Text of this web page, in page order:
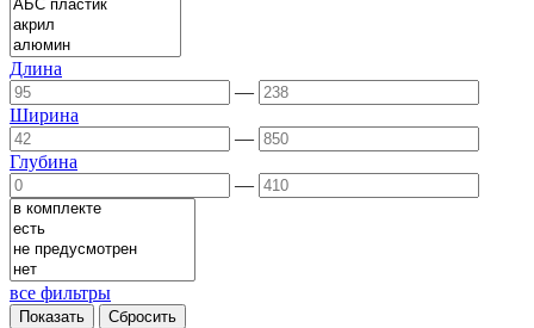
Длина
—
Ширина
—
Глубина
—
все фильтры